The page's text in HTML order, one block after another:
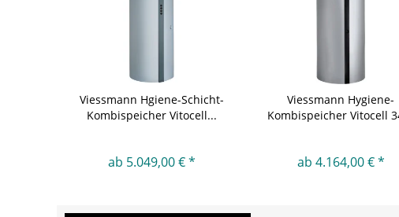
Viessmann Hgiene-Schicht-
Kombispeicher Vitocell...
ab 5.049,00 € *
Viessmann Hygiene-
Kombispeicher Vitocell
ab 4.164,00 € *